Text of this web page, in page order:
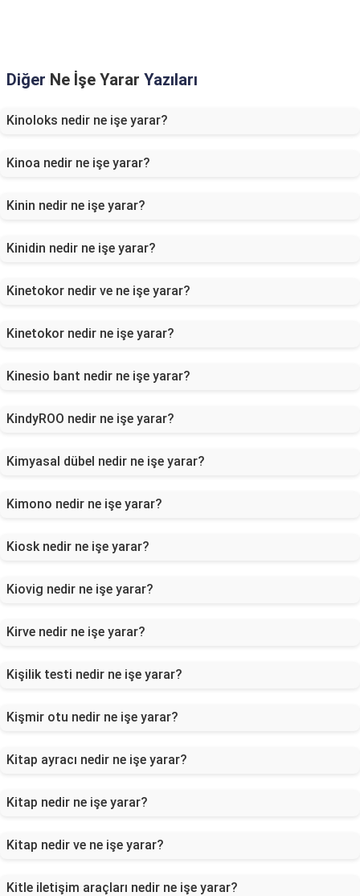
Diğer Ne İşe Yarar Yazıları
Kinoloks nedir ne işe yarar?
Kinoa nedir ne işe yarar?
Kinin nedir ne işe yarar?
Kinidin nedir ne işe yarar?
Kinetokor nedir ve ne işe yarar?
Kinetokor nedir ne işe yarar?
Kinesio bant nedir ne işe yarar?
KindyROO nedir ne işe yarar?
Kimyasal dübel nedir ne işe yarar?
Kimono nedir ne işe yarar?
Kiosk nedir ne işe yarar?
Kiovig nedir ne işe yarar?
Kirve nedir ne işe yarar?
Kişilik testi nedir ne işe yarar?
Kişmir otu nedir ne işe yarar?
Kitap ayracı nedir ne işe yarar?
Kitap nedir ne işe yarar?
Kitap nedir ve ne işe yarar?
Kitle iletişim araçları nedir ne işe yarar?